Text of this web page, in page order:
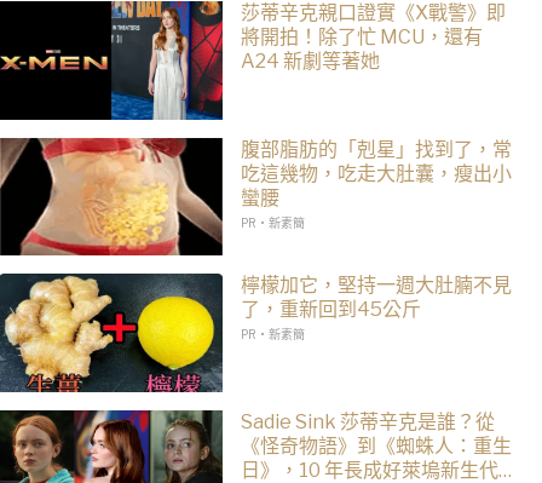
莎蒂辛克親口證實《X戰警》即
將開拍！除了忙 MCU，還有
A24 新劇等著她
腹部脂肪的「剋星」找到了，常
吃這幾物，吃走大肚囊，瘦出小
蠻腰
PR・新素簡
檸檬加它，堅持一週大肚腩不見
了，重新回到45公斤
PR・新素簡
Sadie Sink 莎蒂辛克是誰？從
《怪奇物語》到《蜘蛛人：重生
日》，10 年長成好萊塢新生代女